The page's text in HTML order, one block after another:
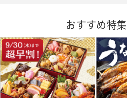
おすすめ特集